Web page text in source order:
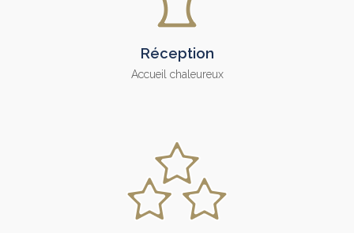
Réception
Accueil chaleureux